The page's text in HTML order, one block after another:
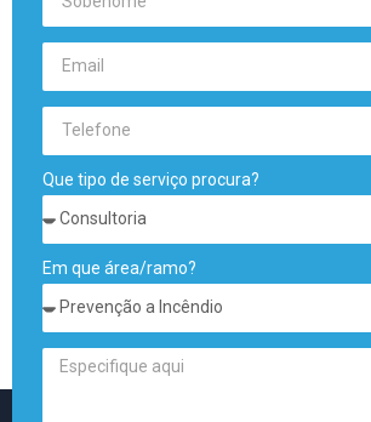
Que tipo de serviço procura?
Em que área/ramo?